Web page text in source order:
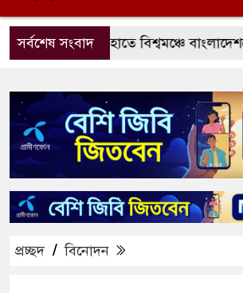
সর্বশেষ সংবাদ
পতাকা হাতে বিশ্বমঞ্চে বাংলাদেশকে
প্রচ্ছদ/বিনোদন